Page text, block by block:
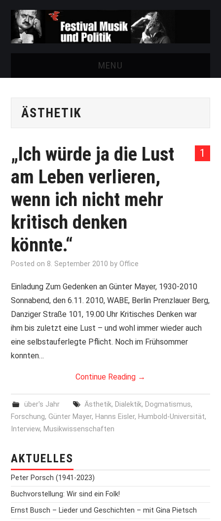
MENU
FESTIVAL
AUSSTELLUNGEN
ARCHIV
PRINT & CDS
IMPRESSUM
ÄSTHETIK
1
„Ich würde ja die Lust
am Leben verlieren,
wenn ich nicht mehr
kritisch denken
könnte.“
Posted on 8. September 2010 byOffice
Einladung Zum Gedenken an Günter Mayer, 1930-2010
Sonnabend, den 6.11. 2010, WABE, Berlin Prenzlauer Berg,
Danziger Straße 101, 19.00 Uhr Kritisches Denken war
ihm bis zuletzt eine Lust – und wohl immer wieder auch
eine selbstauferlegte Pflicht. Noch im Frühsommer
konnten…
Continue Reading →
über's Jahr Ästhetik, Dialektik, Dogmatismus,
Forschung,Günter Mayer, Hanns Eisler, Humbold-Universität,
Interview, Musikwissenschaften
AKTUELLES
Peter Porsch (1941-2023)
Buchvorstellung: Wir sind ein Folk!
Ernst Busch – Lieder und Geschichten – mit Gina Pietsch